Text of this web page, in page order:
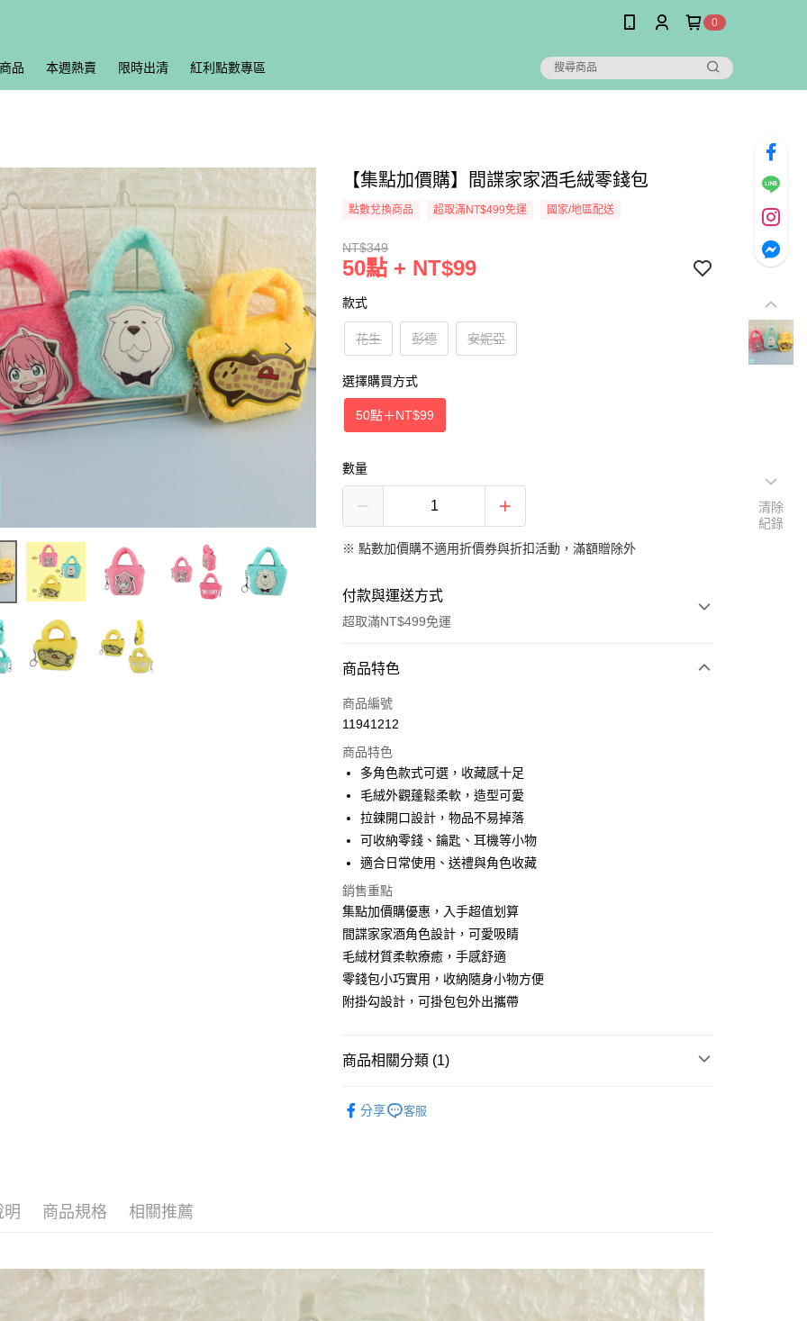
0
品 本週熱賣 限時出清 紅利點數專區
【集點加價購】間諜家家酒毛絨零錢包
點數兌換商品 超取滿NT$499免運 國家/地區配送
NT$349
50點 + NT$99
款式
花生 彭德 安妮亞
選擇購買方式
50點＋NT$99
數量
※點數加價購不適用折價券與折扣活動，滿額贈除外
付款與運送方式
超取滿NT$499免運
付款方式
信用卡一次付款
LINE Pay
Apple Pay
街口支付
悠遊付
AFTEE先享後付
相關說明
【關於「AFTEE先享後付」】
AFTEE先享後付是「在收到商品之後才付款」的支付方式。 讓您購物簡單
便利好安心！
１．簡單：不需註冊會員、不需綁卡、不需儲值。
２．便利：只要手機號碼，簡訊認證，即可結帳。
【「AFTEE先享後付」結帳流程】
１．於結帳方式選擇「AFTEE先享後付」後，將跳轉至「AFTEE先享後
２．訂單成立數日內，您將收到繳費通知簡訊。
３．收到繳費通知簡訊後14天內，點擊此簡訊中的連結，可透過四大超商
１．透過由恩沛科技股份有限公司提供之「AFTEE先享後付」服務完成之
交易，需依本服務之必要範圍內提供個人資料，並將交易相關給付款項請
求債權轉讓予恩沛科技股份有限公司。
ATM付款
運送方式
每筆NT$60，滿NT$499(含以上)免運費
付款後全家取貨
每筆NT$120，滿NT$499(含以上)免運費
商品特色
商品編號
11941212
商品特色
多角色款式可選，收藏感十足
毛絨外觀蓬鬆柔軟，造型可愛
拉鍊開口設計，物品不易掉落
可收納零錢、鑰匙、耳機等小物
適合日常使用、送禮與角色收藏
銷售重點
集點加價購優惠，入手超值划算
間諜家家酒角色設計，可愛吸睛
毛絨材質柔軟療癒，手感舒適
零錢包小巧實用，收納隨身小物方便
附掛勾設計，可掛包包外出攜帶
商品相關分類 (1)
分享
客服
明 商品規格 相關推薦
清除
紀錄